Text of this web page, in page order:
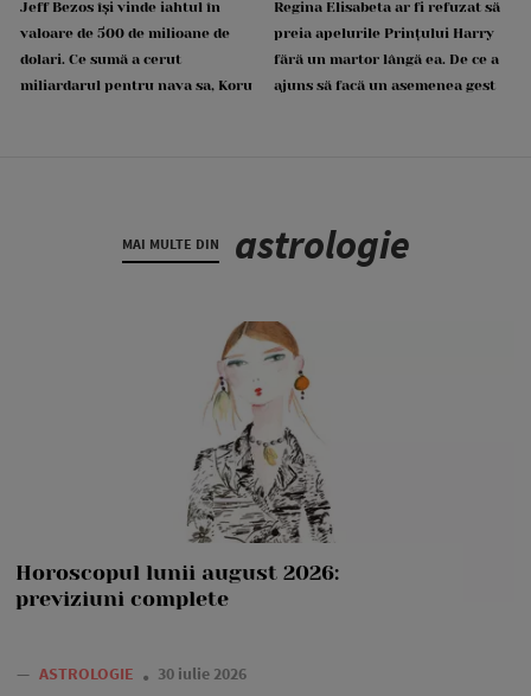
Jeff Bezos își vinde iahtul în
valoare de 500 de milioane de
dolari. Ce sumă a cerut
miliardarul pentru nava sa, Koru
Regina Elisabeta ar fi refuzat să
preia apelurile Prințului Harry
fără un martor lângă ea. De ce a
ajuns să facă un asemenea gest
MAI MULTE DIN astrologie
Horoscopul lunii august 2026:
previziuni complete
— ASTROLOGIE 30 iulie 2026